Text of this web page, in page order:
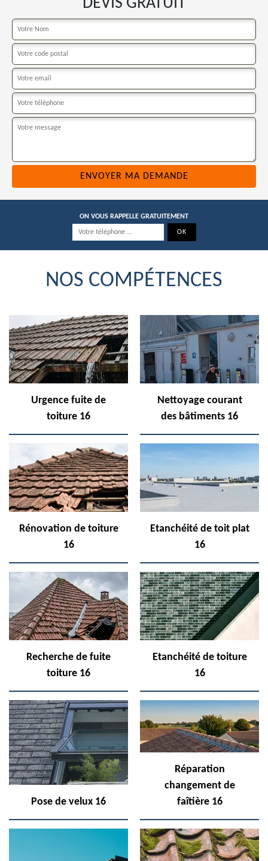
DEVIS GRATUIT
ON VOUS RAPPELLE GRATUITEMENT
NOS COMPÉTENCES
Urgence fuite de
toiture 16
Nettoyage courant
des bâtiments 16
Rénovation de toiture
16
Etanchéité de toit plat
16
Recherche de fuite
toiture 16
Etanchéité de toiture
16
Pose de velux 16
Réparation
changement de
faîtière 16